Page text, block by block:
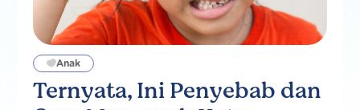
Ternyata, Ini Penyebab dan
Anak